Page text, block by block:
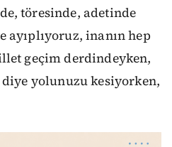
töresinde, adetinde
inanın hep
geçim derdindeyken,
diye yolunuzu kesiyorken,